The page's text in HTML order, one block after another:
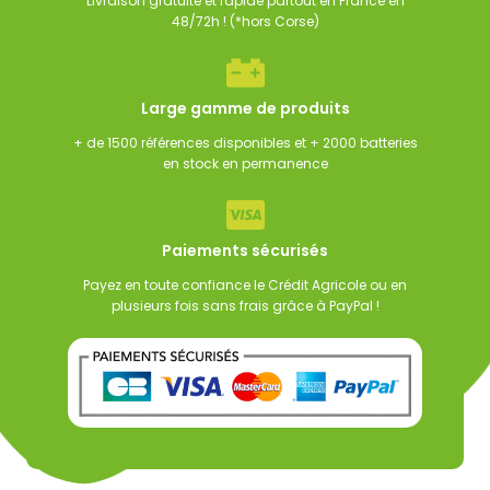
48/72h ! (*hors Corse)
Large gamme de produits
+ de 1500 références disponibles et + 2000 batteries
en stock en permanence
Paiements sécurisés
Payez en toute confiance le Crédit Agricole ou en
plusieurs fois sans frais grâce à PayPal !